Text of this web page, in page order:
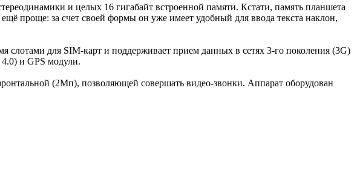
и целых 16 гигабайт встроенной памяти. Кстати, память планшета
проще: за счет своей формы он уже имеет удобный для ввода текста наклон,
слотами для SIM-карт и поддерживает прием данных в сетях 3-го поколения (3G)
и GPS модули.
(2Мп), позволяющей совершать видео-звонки. Аппарат оборудован